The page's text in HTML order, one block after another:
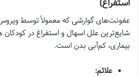
استفراغ)
عفونت‌های گوارشی که معمولاً توسط
شایع‌ترین علل اسهال و استفراغ در
بیماری، کم‌آبی بدن است.
علائم: